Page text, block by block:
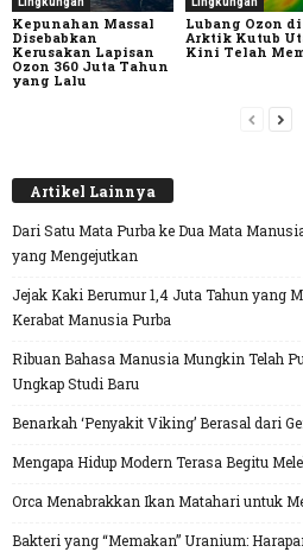
Kepunahan Massal
Disebabkan
Kerusakan Lapisan
Ozon 360 Juta Tahun
yang Lalu
Lubang Ozon
Arktik Kutub
Kini Telah
Artikel Lainnya
Dari Satu Mata Purba ke Dua Mata
yang Mengejutkan
Jejak Kaki Berumur 1,4 Juta Tahun yang
Kerabat Manusia Purba
Ribuan Bahasa Manusia Mungkin Telah
Ungkap Studi Baru
Benarkah ‘Penyakit Viking’ Berasal dari
Mengapa Hidup Modern Terasa Begitu
Orca Menabrakkan Ikan Matahari untuk
Bakteri yang “Memakan” Uranium: